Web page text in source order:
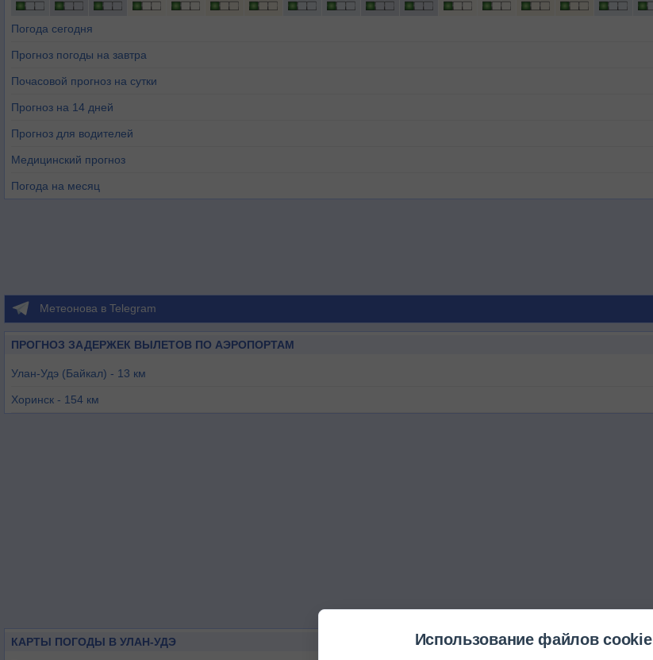
Погода сегодня
Прогноз погоды на завтра
Почасовой прогноз на сутки
Прогноз на 14 дней
Прогноз для водителей
Медицинский прогноз
Погода на месяц
Метеонова в Telegram
ПРОГНОЗ ЗАДЕРЖЕК ВЫЛЕТОВ ПО АЭРОПОРТАМ
Улан-Удэ (Байкал) - 13 км
Хоринск - 154 км
КАРТЫ ПОГОДЫ В УЛАН-УДЭ
Использование файлов cookie